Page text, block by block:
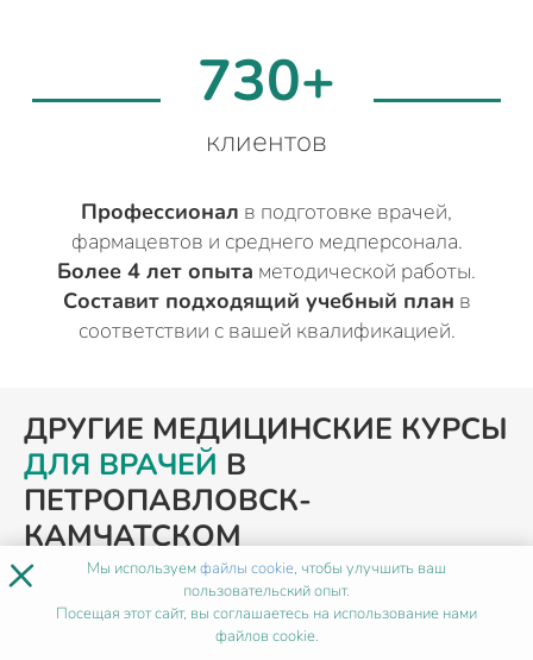
730+
клиентов
Профессионал в подготовке врачей,
фармацевтов и среднего медперсонала.
Более 4 лет опыта методической работы.
Составит подходящий учебный план в
соответствии с вашей квалификацией.
ДРУГИЕ МЕДИЦИНСКИЕ КУРСЫ
ДЛЯ ВРАЧЕЙ В
ПЕТРОПАВЛОВСК-
КАМЧАТСКОМ
ПОХОЖИЕ ПРОГРАММЫ
× Мы используемфайлы cookie, чтобы улучшить ваш
пользовательский опыт.
Посещая этот сайт, вы соглашаетесь на использование нами
файлов cookie.